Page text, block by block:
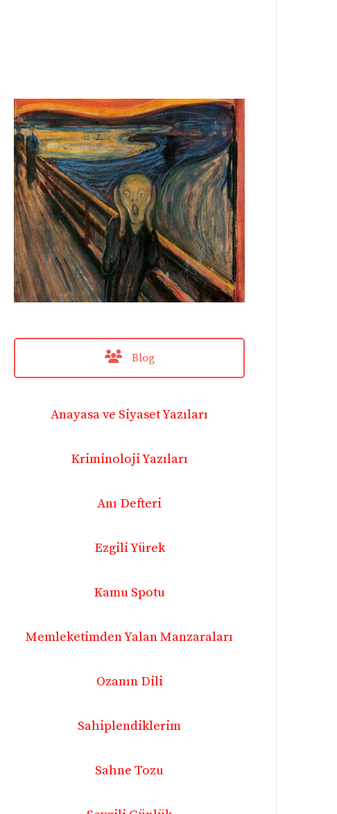
Blog
Anayasa ve Siyaset Yazıları
Kriminoloji Yazıları
Anı Defteri
Ezgili Yürek
Kamu Spotu
Memleketimden Yalan Manzaraları
Ozanın Dili
Sahiplendiklerim
Sahne Tozu